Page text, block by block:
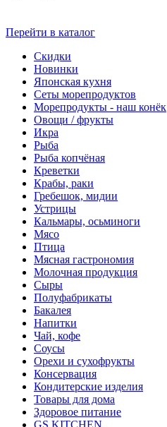
Перейти в каталог
Скидки
Новинки
Японская кухня
Сеты морепродуктов
Морепродукты - наш конёк
Овощи / фрукты
Икра
Рыба
Рыба копчёная
Креветки
Крабы, раки
Гребешок, мидии
Устрицы
Кальмары, осьминоги
Мясо
Птица
Мясная гастрономия
Молочная продукция
Сыры
Полуфабрикаты
Бакалея
Напитки
Чай, кофе
Соусы
Орехи и сухофрукты
Консервация
Кондитерские изделия
Товары для дома
Здоровое питание